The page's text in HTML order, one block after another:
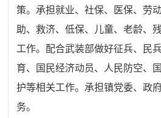
策。承担就业、社保、医保、劳
助、救济、低保、儿童、老龄、
工作。配合武装部做好征兵、民
育、国民经济动员、人民防空、
护等相关工作。承担镇党委、政
务。